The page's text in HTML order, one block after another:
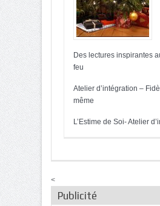
Des lectures inspirantes
feu
Atelier d’intégration –
même
L’Estime de Soi- Atelier
<
Publicité